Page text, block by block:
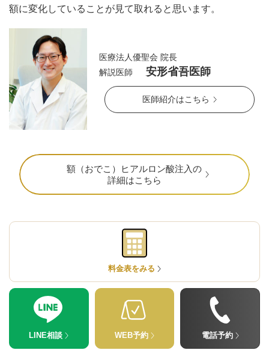
公式SNS
安形省吾 医師
額に変化していることが見て取れると思います。
医療法人優聖会 院長
解説医師
安形省吾医師
医師紹介はこちら
額（おでこ）ヒアルロン酸注入の
詳細はこちら
料金表をみる
LINE相談 WEB予約 電話予約